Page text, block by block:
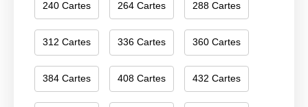
240 Cartes 264 Cartes 288 Cartes
312 Cartes 336 Cartes 360 Cartes
384 Cartes 408 Cartes 432 Cartes